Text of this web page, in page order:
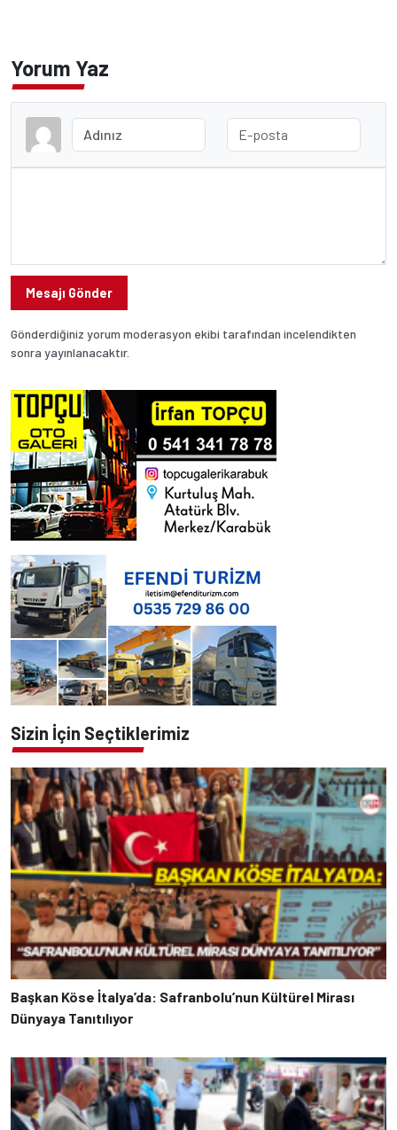
Yorum Yaz
Mesajı Gönder
Gönderdiğiniz yorum moderasyon ekibi tarafından incelendikten
sonra yayınlanacaktır.
Sizin İçin Seçtiklerimiz
Başkan Köse İtalya’da: Safranbolu’nun Kültürel Mirası
Dünyaya Tanıtılıyor